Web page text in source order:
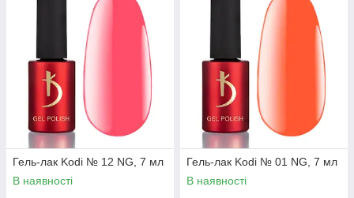
Гель-лак Kodi № 12 NG, 7 мл
В наявності
Гель-лак Kodi № 01 NG, 7 мл
В наявності